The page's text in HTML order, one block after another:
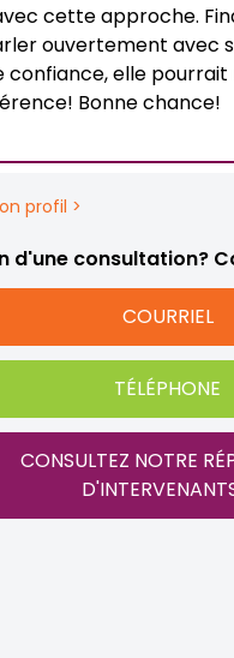
cette approche.
ouvertement avec
confiance, elle
Bonne chance!
profil >
d'une consultation?
COURRIEL
TÉLÉPHONE
CONSULTEZ NOTRE